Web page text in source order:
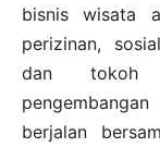
bisnis wisata
perizinan,
dan tokoh
berjalan